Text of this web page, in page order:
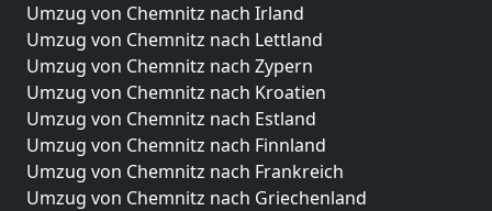
Umzug von Chemnitz nach Irland
Umzug von Chemnitz nach Lettland
Umzug von Chemnitz nach Zypern
Umzug von Chemnitz nach Kroatien
Umzug von Chemnitz nach Estland
Umzug von Chemnitz nach Finnland
Umzug von Chemnitz nach Frankreich
Umzug von Chemnitz nach Griechenland